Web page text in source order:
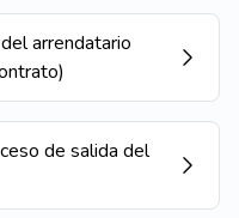
arrendatario
de salida del